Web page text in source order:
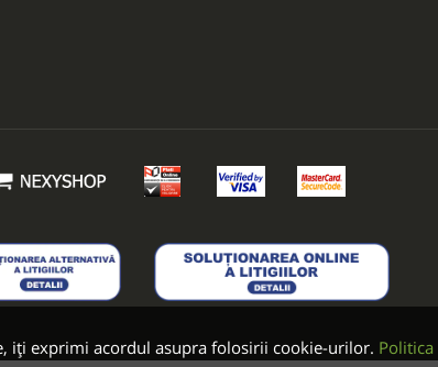
iți exprimi acordul asupra folosirii cookie-urilor.